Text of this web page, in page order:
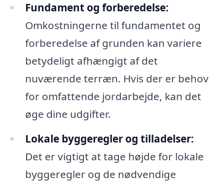
Fundament og forberedelse:
Omkostningerne til fundamentet og
forberedelse af grunden kan variere
betydeligt afhængigt af det
nuværende terræn. Hvis der er behov
for omfattende jordarbejde, kan det
øge dine udgifter.
Lokale byggeregler og tilladelser:
Det er vigtigt at tage højde for lokale
byggeregler og de nødvendige